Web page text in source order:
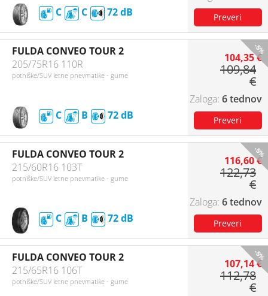
C C 72
-5%
FULDA CONVEO TOUR 2
205/75R16 110R
potniške/SUV letne pnevmatike - gume
C B 72
104,35 €
109,84
€
6 tednov
-5%
FULDA CONVEO TOUR 2
215/60R16 103T
potniške/SUV letne pnevmatike - gume
C B 72
116,60 €
122,73
€
6 tednov
-5%
FULDA CONVEO TOUR 2
215/65R16 106T
potniške/SUV letne pnevmatike - gume
107,14 €
112,78
€